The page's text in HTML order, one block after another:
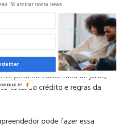
para empréstimo de capital
do perfil do negócio, do valor
de pagamento, do
oferecidas em cada proposta.
apenas pelo nome da instituição,
pesa no caixa: taxa de juros,
total do crédito e regras da
pode fazer essa
Só assinar nossa news...